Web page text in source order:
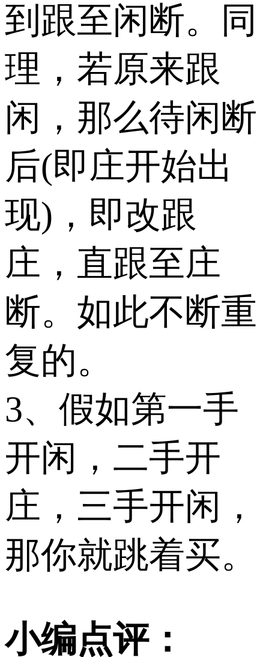
到跟至闲断。同
理，若原来跟
闲，那么待闲断
后(即庄开始出
现)，即改跟
庄，直跟至庄
断。如此不断重
复的。
3、假如第一手
开闲，二手开
庄，三手开闲，
那你就跳着买。
小编点评：